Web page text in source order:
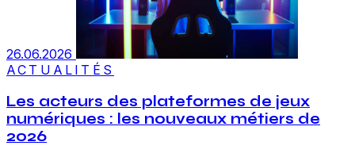
26.06.2026
ACTUALITÉS
Les acteurs des plateformes de jeux
numériques : les nouveaux métiers de
2026